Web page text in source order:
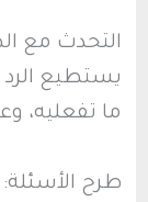
التحدث مع
يستطيع
ما تفعليه،
طرح